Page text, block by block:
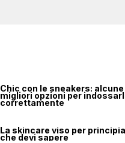
Chic con le sneakers:
migliori opzioni per
correttamente
La skincare viso per
che devi sapere